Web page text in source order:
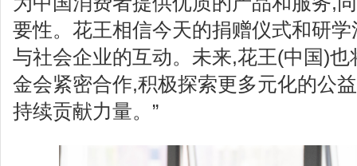
要性。花王相信今天的捐赠仪式和研
与社会企业的互动。未来,花王(中国)
金会紧密合作,积极探索更多元化的公
持续贡献力量。”